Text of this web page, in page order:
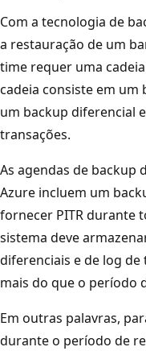
Com a tecnologia de
a restauração de um
time requer uma
cadeia consiste em
um backup diferencial
transações.
As agendas de backup
Azure incluem um
fornecer PITR durante
sistema deve
diferenciais e de log de
mais do que o período
Em outras palavras,
durante o período de